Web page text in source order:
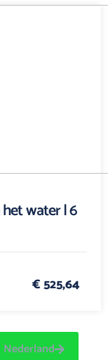
water | 6
€ 525,64
Nederland